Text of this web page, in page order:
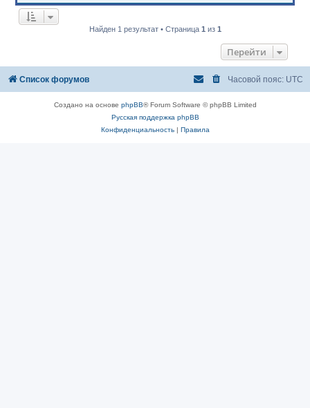
Найден 1 результат • Страница 1 из 1
Перейти
Список форумов Часовой пояс: UTC
Создано на основе phpBB® Forum Software © phpBB Limited
Русская поддержка phpBB
Конфиденциальность| Правила